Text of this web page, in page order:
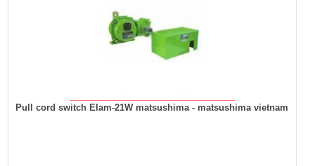
Pull cord switch Elam-21W matsushima - matsushima vietnam